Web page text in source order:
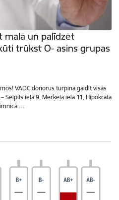
malā un palīdzēt
trūkst O- asins grupas
VADC donorus turpina gaidīt visās
Sēlpils ielā 9, Merķeļa ielā 11, Hipokrāta
…